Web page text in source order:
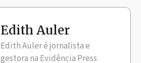
Edith Auler
Edith Auler é jornalista e
gestora na Evidência Press